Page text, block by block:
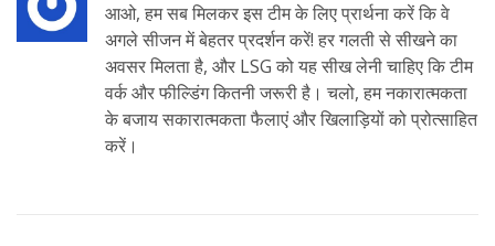
आओ, हम सब मिलकर इस टीम के लिए प्रार्थना करें कि वे
अगले सीजन में बेहतर प्रदर्शन करें! हर गलती से सीखने का
अवसर मिलता है, और LSG को यह सीख लेनी चाहिए कि टीम
वर्क और फील्डिंग कितनी जरूरी है। चलो, हम नकारात्मकता
के बजाय सकारात्मकता फैलाएं और खिलाड़ियों को प्रोत्साहित
करें।